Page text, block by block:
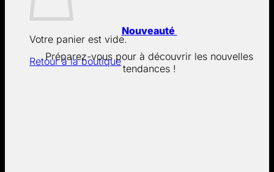
Votre panier est vide.
Retour à la boutique
Nouveauté
Préparez-vous pour à découvrir les nouvelles
tendances !